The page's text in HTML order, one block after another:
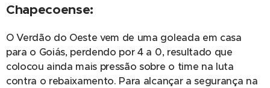
Chapecoense:
O Verdão do Oeste vem de uma goleada em casa
para o Goiás, perdendo por 4 a 0, resultado que
colocou ainda mais pressão sobre o time na luta
contra o rebaixamento. Para alcançar a segurança na